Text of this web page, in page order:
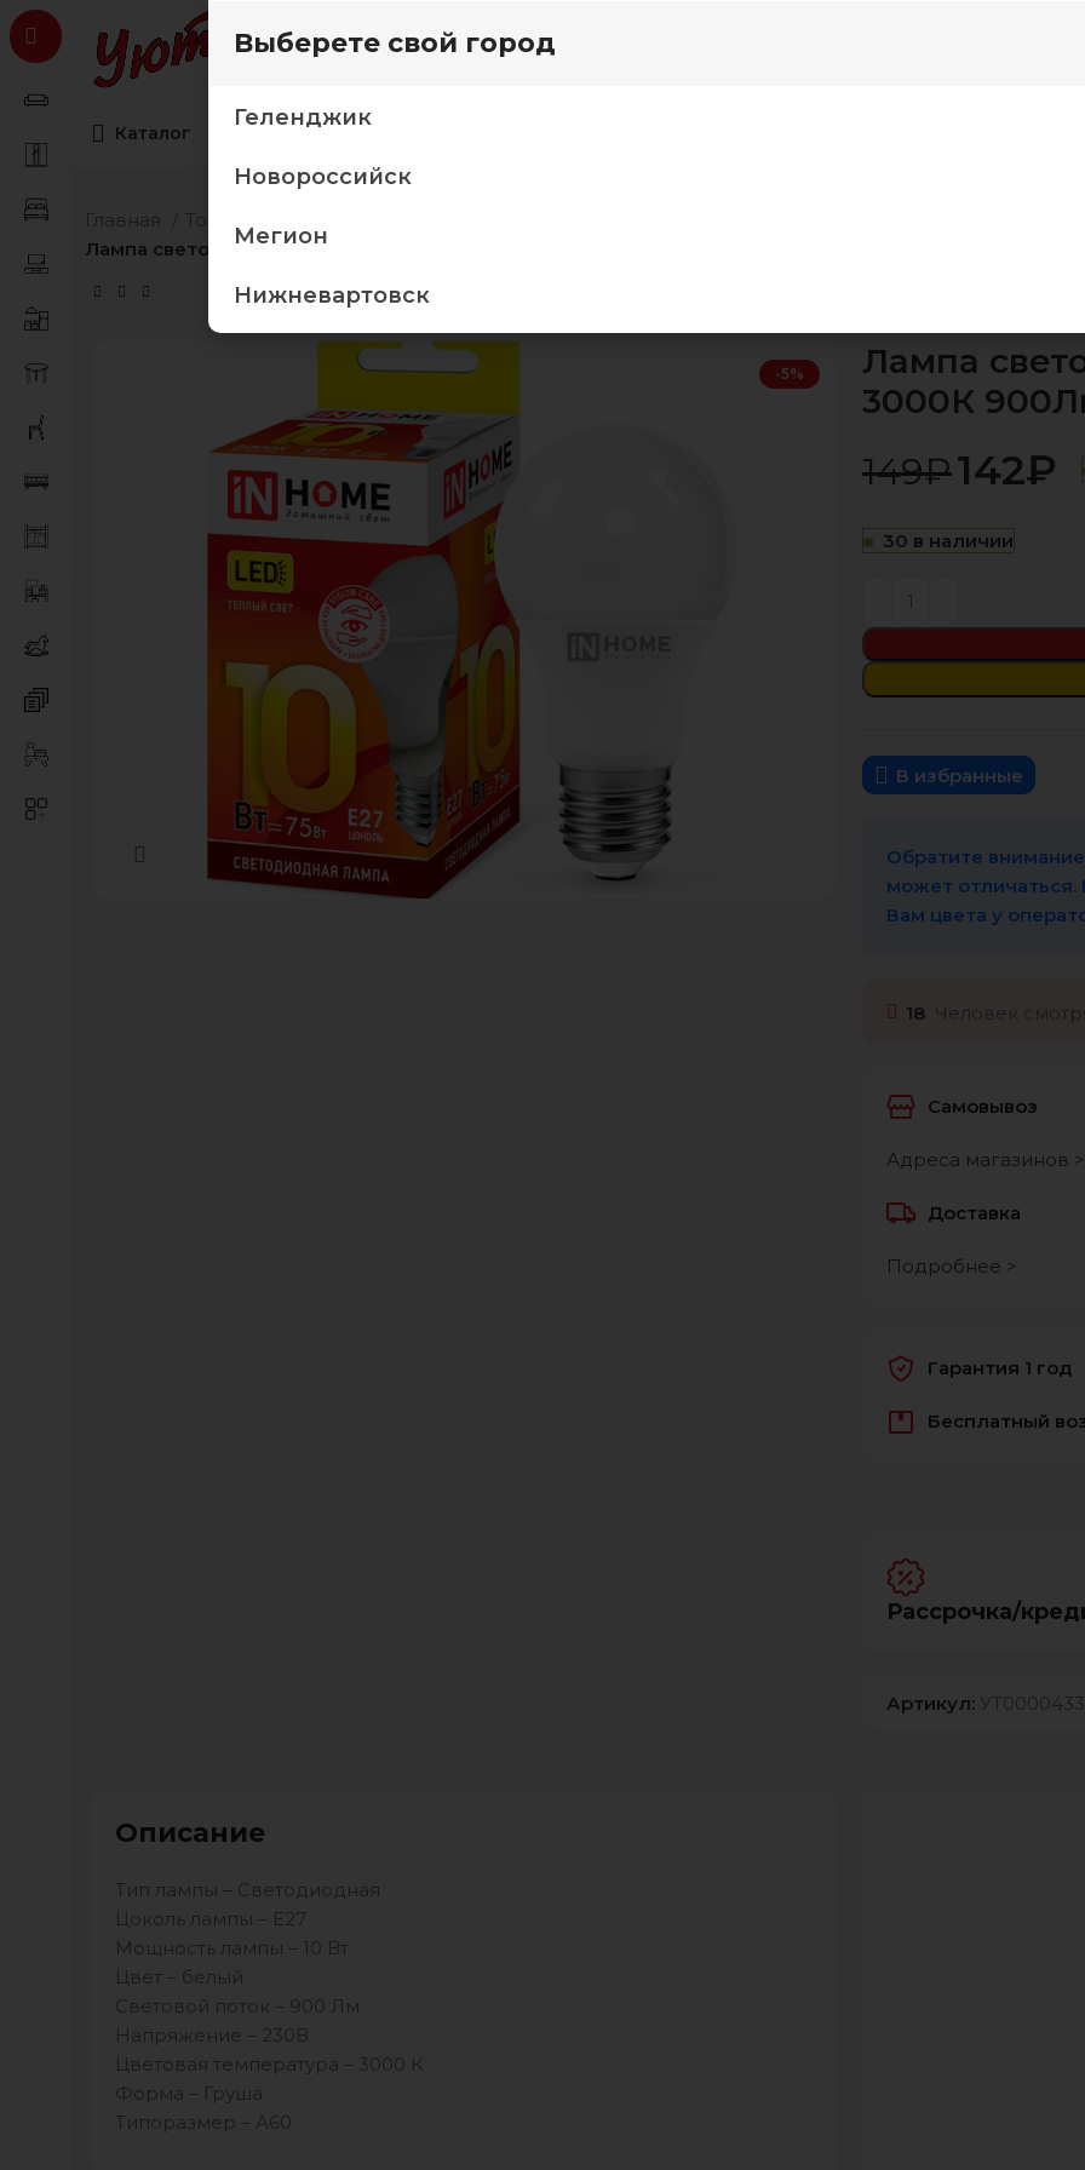
Каталог Коллекции мебели
Главная Товары для дома
Лампа светодиод 10Вт груша А60 Е27 3000К 900Лм матовая VC IN HOME
₽
-5%
Нажмите, чтобы увеличить
Лампа
3000К
149₽142₽
30 в наличии
В избранные
Обратите
может
Вам цвета у
18
Самовывоз
Адреса магазинов >
Доставка
Подробнее >
Гарантия 1 год
Бесплатный
Рассрочка/
Артикул:
Описание
Тип лампы – Светодиодная
Цоколь лампы – E27
Мощность лампы – 10 Вт
Цвет – белый
Световой поток – 900 Лм
Напряжение – 230В
Цветовая температура – 3000 К
Форма – Груша
Типоразмер – A60
Выберете свой город
Геленджик
Новороссийск
Мегион
Нижневартовск